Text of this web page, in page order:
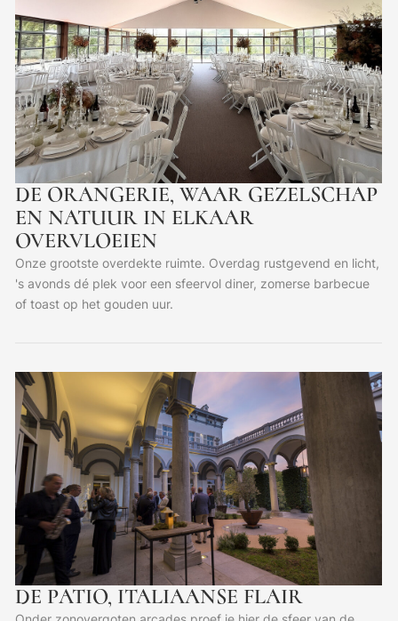
DE ORANGERIE, WAAR GEZELSCHAP
EN NATUUR IN ELKAAR
OVERVLOEIEN
Onze grootste overdekte ruimte. Overdag rustgevend en licht,
's avonds dé plek voor een sfeervol diner, zomerse barbecue
of toast op het gouden uur.
DE PATIO, ITALIAANSE FLAIR